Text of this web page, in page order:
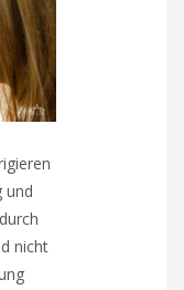
und
nicht